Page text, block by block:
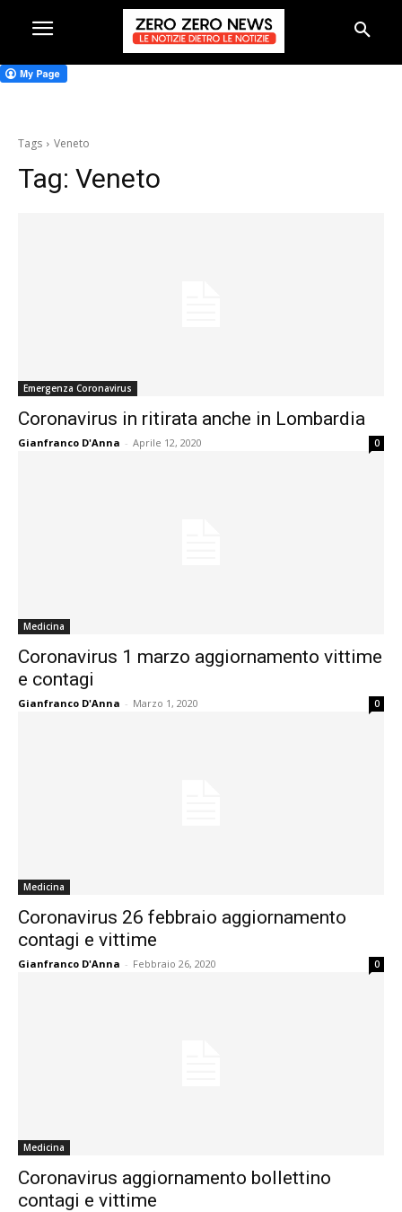
Tags Veneto
Tag: Veneto
Emergenza Coronavirus
Coronavirus in ritirata anche in Lombardia
Gianfranco D'Anna - Aprile 12, 2020 0
Medicina
Coronavirus 1 marzo aggiornamento vittime
e contagi
Gianfranco D'Anna - Marzo 1, 2020 0
Medicina
Coronavirus 26 febbraio aggiornamento
contagi e vittime
Gianfranco D'Anna - Febbraio 26, 2020 0
Medicina
Coronavirus aggiornamento bollettino
contagi e vittime